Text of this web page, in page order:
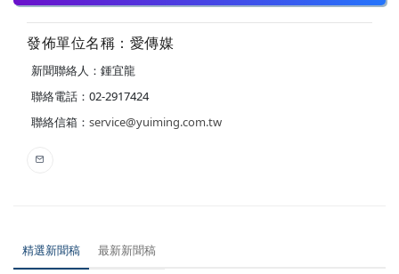
發佈單位名稱：愛傳媒
新聞聯絡人：鍾宜龍
聯絡電話：02-2917424
聯絡信箱： service@yuiming.com.tw
精選新聞稿 最新新聞稿